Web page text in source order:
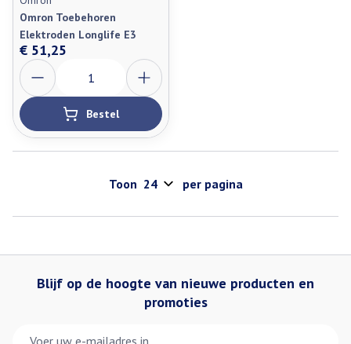
Omron Toebehoren
Elektroden Longlife E3
€ 51,25
Aantal
Bestel
Toon per pagina
Blijf op de hoogte van nieuwe producten en
promoties